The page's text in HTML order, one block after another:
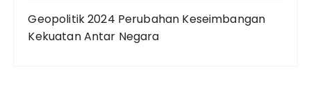
Geopolitik 2024 Perubahan Keseimbangan
Kekuatan Antar Negara